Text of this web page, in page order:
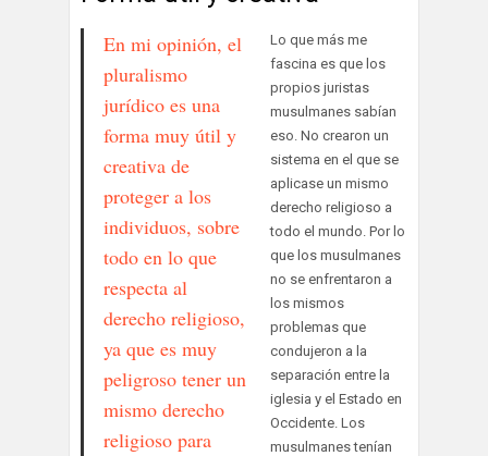
En mi opinión, el
pluralismo
jurídico es una
forma muy útil y
creativa de
proteger a los
individuos, sobre
todo en lo que
respecta al
derecho religioso,
ya que es muy
peligroso tener un
mismo derecho
religioso para
Lo que más me
fascina es que los
propios juristas
musulmanes sabían
eso. No crearon un
sistema en el que se
aplicase un mismo
derecho religioso a
todo el mundo. Por lo
que los musulmanes
no se enfrentaron a
los mismos
problemas que
condujeron a la
separación entre la
iglesia y el Estado en
Occidente. Los
musulmanes tenían